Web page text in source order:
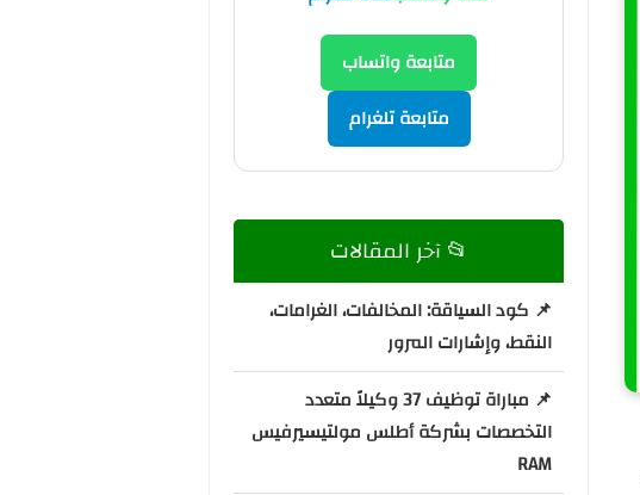
متابعة واتساب
متابعة تلغرام
📂 آخر المقالات
📌 كود السياقة: المخالفات، الغرامات،
النقط، وإشارات المرور
📌 مباراة توظيف 37 وكيلاً متعدد
التخصصات بشركة أطلس مولتيسيرفيس
RAM